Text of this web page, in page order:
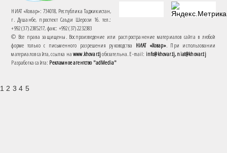
НИАТ «Ховар»: 734018, Республика Таджикистан,
г. Душанбе, проспект Саъди Шерози 16. тел.:
+992 (37) 2385217, факс: +992 (37) 2232383
© Все права защищены. Воспроизведение или распространение материалов сайта в любой
форме только с письменного разрешения руководства НИАТ «Ховар». При использовании
материалов сайта, ссылка наwww.khovar.tjобязательна. E-mail: info@khovar.tj, niat@khovar.tj
Разработка сайта: Рекламное агентство "adMedia"
1 2 3 4 5